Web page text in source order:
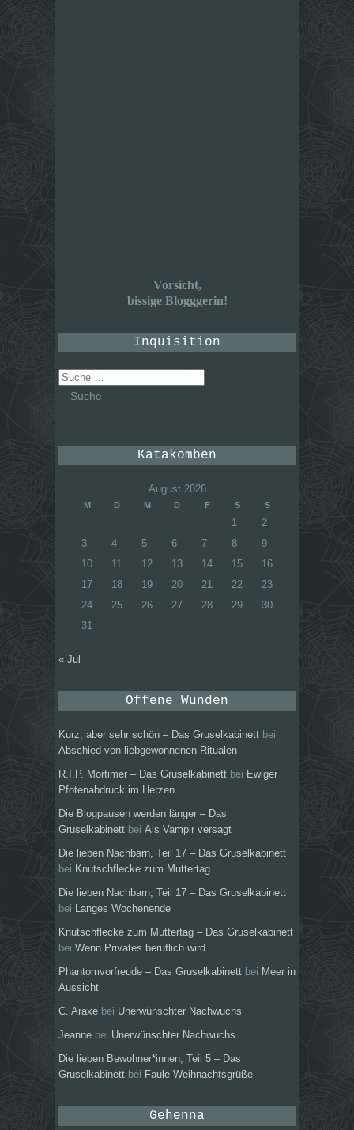
Vorsicht,
bissige Blogggerin!
Inquisition
Suche
nach:
Katakomben
August 2026
M D M D F S S
1
2
3
4 5 6 7 8
9
10
11 12 13 14 15
16
17
18 19 20 21 22
23
24
25 26 27 28 29
30
31
« Jul
Offene Wunden
Kurz, aber sehr schön – Das Gruselkabinett bei
Abschied von liebgewonnenen Ritualen
R.I.P. Mortimer – Das Gruselkabinett bei Ewiger
Pfotenabdruck im Herzen
Die Blogpausen werden länger – Das
Gruselkabinett bei Als Vampir versagt
Die lieben Nachbarn, Teil 17 – Das Gruselkabinett
bei Knutschflecke zum Muttertag
Die lieben Nachbarn, Teil 17 – Das Gruselkabinett
bei
Langes Wochenende
Knutschflecke zum Muttertag – Das Gruselkabinett
bei Wenn Privates beruflich wird
Phantomvorfreude – Das Gruselkabinett bei Meer in
Aussicht
C. Araxe bei Unerwünschter Nachwuchs
Jeanne bei Unerwünschter Nachwuchs
Die lieben Bewohner*innen, Teil 5 – Das
Gruselkabinett bei Faule Weihnachtsgrüße
Gehenna